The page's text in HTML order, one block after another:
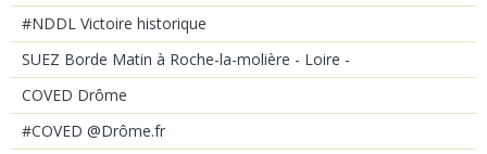
#NDDL Victoire historique
SUEZ Borde Matin à Roche-la-molière - Loire -
COVED Drôme
#COVED @Drôme.fr